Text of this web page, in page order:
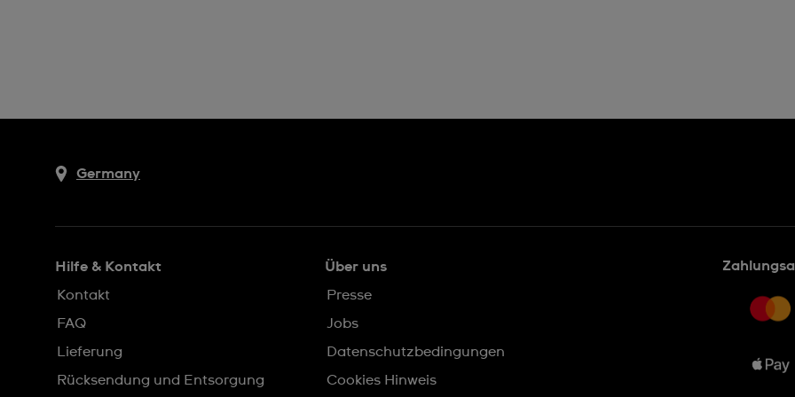
Germany
Hilfe & Kontakt
Kontakt
FAQ
Lieferung
Rücksendung und Entsorgung
Über uns
Presse
Jobs
Datenschutzbedingungen
Cookies Hinweis